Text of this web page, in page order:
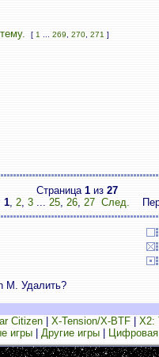
[ 1 269 270, 271 ]
Страница 1из 27
1, 2, 3 ... 25, 26, 27 След.
M. Удалить?
Citizen| X-Tension/X-BTF| X2:
игры| Другие игры| Цифровая